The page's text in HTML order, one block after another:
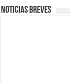
Noticias breves